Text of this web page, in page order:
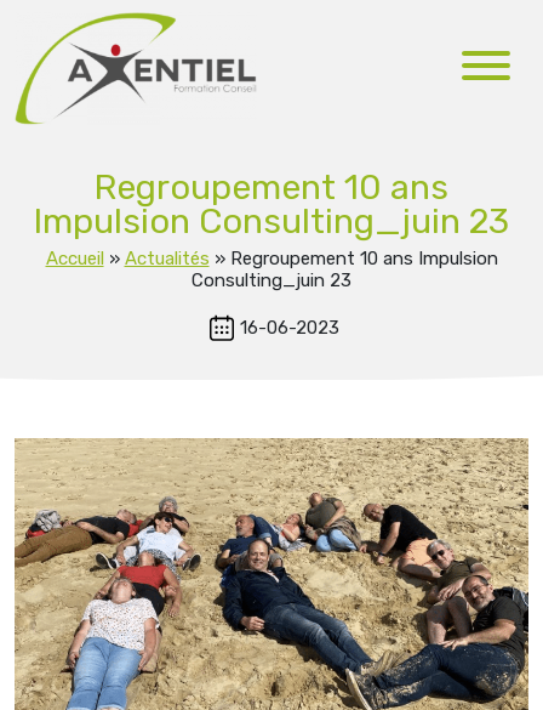
Regroupement 10 ans
Impulsion Consulting_juin 23
Accueil» Actualités » Regroupement 10 ans Impulsion
Consulting_juin 23
16-06-2023